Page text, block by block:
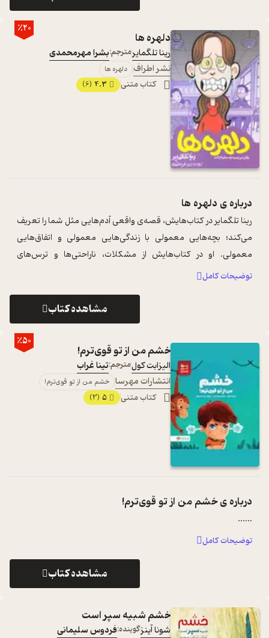
٪20
دلهره ها
رینا تلگمایرمترجم:بشرا مهرمحمدی
نشر اطراف
دلهره ها
کتاب متنی 4.3
(6)
درباره ی دلهره ها
رینا تلگمایر در کتاب‌هایش، قصه‌ی واقعی آدم‌هایی مثل شما را تعریف
می‌کند؛ بچه‌هایی معمولی با زندگی‌هایی معمولی و اتفاق‌هایی
معمولی. او در کتاب‌هایش از مشکلات، ناراحتی‌‌ها و ترس‌های
نوجوانی‌اش حرف می‌زن ...
توضیحات کامل
مشاهده کتاب
٪50
خشم من از تو قوی‌ترم!
الیزابت کولمترجم:تینا غراب
انتشارات مهرسا خشم من از تو قوی‌ترم!
کتاب متنی 5
(3)
درباره یخشم من از تو قوی‌ترم!
...
...
توضیحات کامل
مشاهده کتاب
خشم شبیه سپر است
شونا آینزگوینده:فردوس سلیمانی